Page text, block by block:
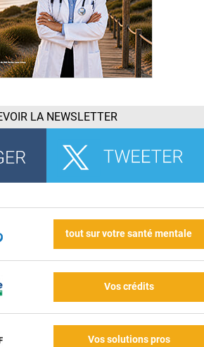
LA NEWSLETTER
tout sur votre santé mentale
Vos crédits
Vos solutions pros